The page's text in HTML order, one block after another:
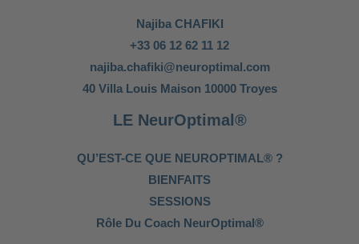
Najiba CHAFIKI
+33 06 12 62 11 12
najiba.chafiki@neuroptimal.com
40 Villa Louis Maison 10000 Troyes
LE NeurOptimal®
QU’EST-CE QUE NEUROPTIMAL® ?
BIENFAITS
SESSIONS
Rôle Du Coach NeurOptimal®